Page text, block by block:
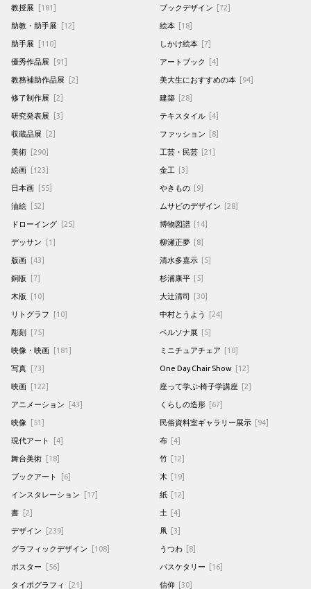
教授展 [181]
助教・助手展 [12]
助手展 [110]
優秀作品展 [91]
教務補助作品展 [2]
修了制作展 [2]
研究発表展 [3]
収蔵品展 [2]
美術 [290]
絵画 [123]
日本画 [55]
油絵 [52]
ドローイング [25]
デッサン [1]
版画 [43]
銅版 [7]
木版 [10]
リトグラフ [10]
彫刻 [75]
映像・映画 [181]
写真 [73]
映画 [122]
アニメーション [43]
映像 [51]
現代アート [4]
舞台美術 [18]
ブックアート [6]
インスタレーション [17]
書 [2]
デザイン [239]
グラフィックデザイン [108]
ポスター [56]
タイポグラフィ [21]
ブックデザイン [72]
絵本 [18]
しかけ絵本 [7]
アートブック [4]
美大生におすすめの本 [94]
建築 [28]
テキスタイル [4]
ファッション [8]
工芸・民芸 [21]
金工 [3]
やきもの [9]
ムサビのデザイン [28]
博物図譜 [14]
柳瀬正夢 [8]
清水多嘉示 [5]
杉浦康平 [5]
大辻清司 [30]
中村とうよう [24]
ペルソナ展 [5]
ミニチュアチェア [10]
One Day Chair Show [12]
座って学ぶ-椅子学講座 [2]
くらしの造形 [67]
民俗資料室ギャラリー展示 [94]
布 [4]
竹 [12]
木 [19]
紙 [12]
土 [4]
凧 [3]
うつわ [8]
バスケタリー [16]
信仰 [30]